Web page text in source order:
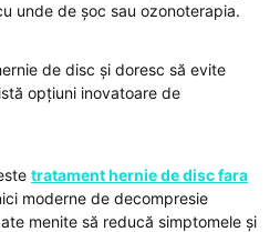
unde de șoc sau ozonoterapia.
de disc și doresc să evite
opțiuni inovatoare de
tratament hernie de disc fara
moderne de decompresie
menite să reducă simptomele și